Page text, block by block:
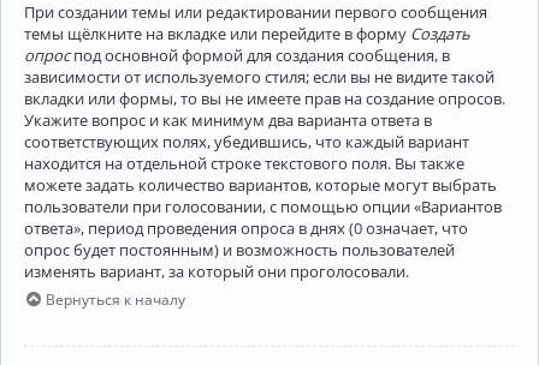
При создании темы или редактировании первого сообщения
темы щёлкните на вкладке или перейдите в форму Создать
опроспод основной формой для создания сообщения, в
зависимости от используемого стиля; если вы не видите такой
вкладки или формы, то вы не имеете прав на создание опросов.
Укажите вопрос и как минимум два варианта ответа в
соответствующих полях, убедившись, что каждый вариант
находится на отдельной строке текстового поля. Вы также
можете задать количество вариантов, которые могут выбрать
пользователи при голосовании, с помощью опции «Вариантов
ответа», период проведения опроса в днях (0 означает, что
опрос будет постоянным) и возможность пользователей
изменять вариант, за который они проголосовали.
Вернуться к началу